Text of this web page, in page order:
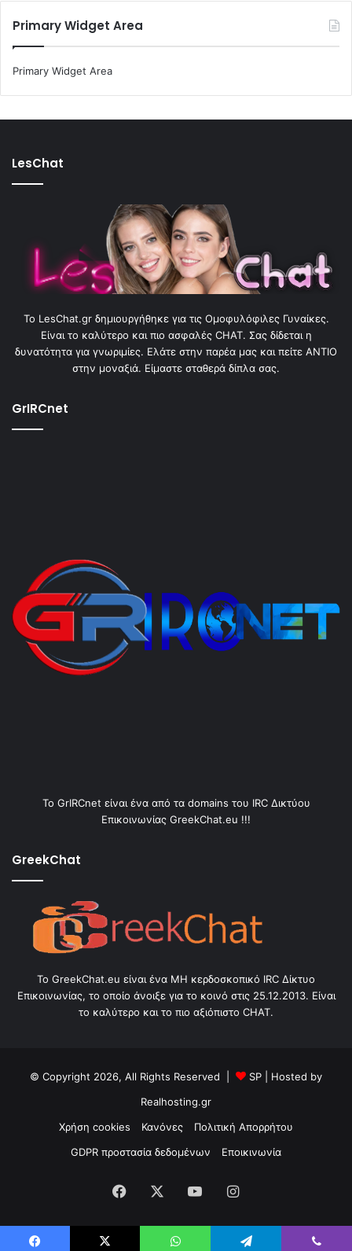
Primary Widget Area
Primary Widget Area
LesChat
To LesChat.gr δημιουργήθηκε για τις Ομοφυλόφιλες Γυναίκες.
Είναι το καλύτερο και πιο ασφαλές CHAT. Σας δίδεται η
δυνατότητα για γνωριμίες. Ελάτε στην παρέα μας και πείτε ΑΝΤΙΟ
στην μοναξιά. Είμαστε σταθερά δίπλα σας.
GrIRCnet
Το GrIRCnet είναι ένα από τα domains του IRC Δικτύου
Επικοινωνίας GreekChat.eu !!!
GreekChat
Το GreekChat.eu είναι ένα ΜΗ κερδοσκοπικό IRC Δίκτυο
Επικοινωνίας, το οποίο άνοιξε για το κοινό στις 25.12.2013. Είναι
το καλύτερο και το πιο αξιόπιστο CHAT.
© Copyright 2026, All Rights Reserved | SP | Hosted by
Realhosting.gr
Χρήση cookies
Κανόνες
Πολιτική Απορρήτου
GDPR προστασία δεδομένων
Εποικινωνία
Facebook YouTubeInstagram